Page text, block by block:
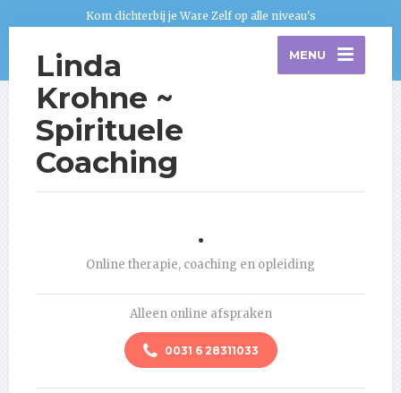
Kom dichterbij je Ware Zelf op alle niveau's
Linda
Krohne ~
Spirituele
Coaching
MENU
.
Online therapie, coaching en opleiding
Alleen online afspraken
0031 6 28311033